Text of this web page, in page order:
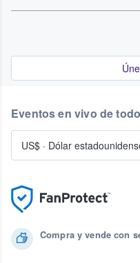
Compra y vende con
Eventos en vivo de
US$ · Dólar